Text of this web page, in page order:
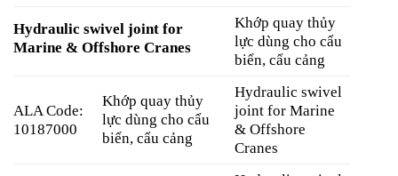
Hydraulic swivel joint for
Marine & Offshore Cranes
Khớp quay thủy
lực dùng cho cẩu
biển, cẩu cảng
ALA Code:
10187000
Khớp quay thủy
lực dùng cho cẩu
biển, cẩu cảng
Hydraulic swivel
joint for Marine
& Offshore
Cranes